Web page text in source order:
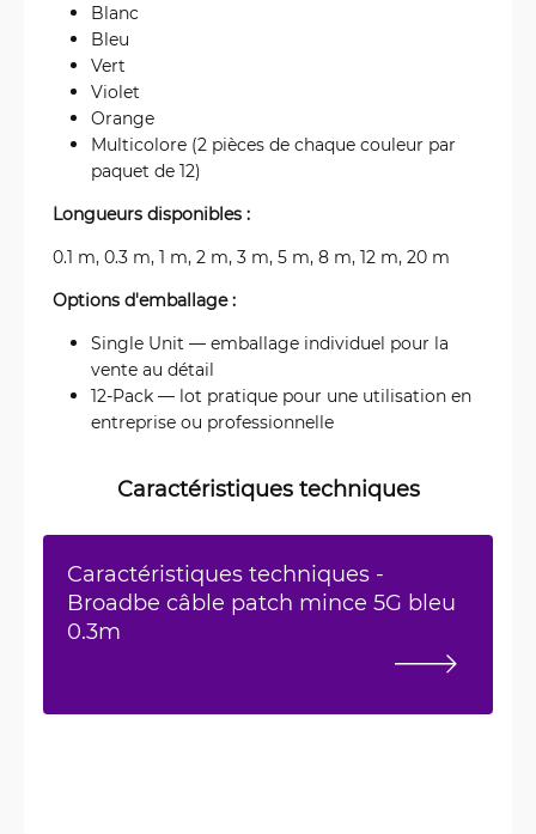
Blanc
Bleu
Vert
Violet
Orange
Multicolore (2 pièces de chaque couleur par
paquet de 12)
Longueurs disponibles :
0.1 m, 0.3 m, 1 m, 2 m, 3 m, 5 m, 8 m, 12 m, 20 m
Options d'emballage :
Single Unit — emballage individuel pour la
vente au détail
12-Pack — lot pratique pour une utilisation en
entreprise ou professionnelle
Caractéristiques techniques
Caractéristiques techniques -
Broadbe câble patch mince 5G bleu
0.3m